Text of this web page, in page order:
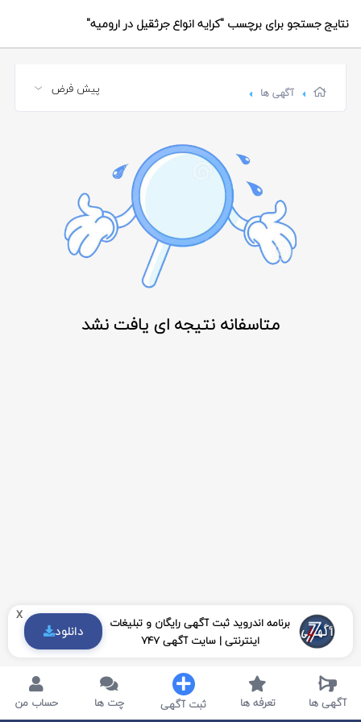
نتایج جستجو برای برچسب "کرایه انواع جرثقیل در ارومیه"
آگهی ها
متاسفانه نتیجه ای یافت نشد
x
برنامه اندروید ثبت آگهی رایگان و تبلیغات
اینترنتی | سایت آگهی 747
دانلود
آگهی ها تعرفه ها ثبت آگهی چت ها حساب من